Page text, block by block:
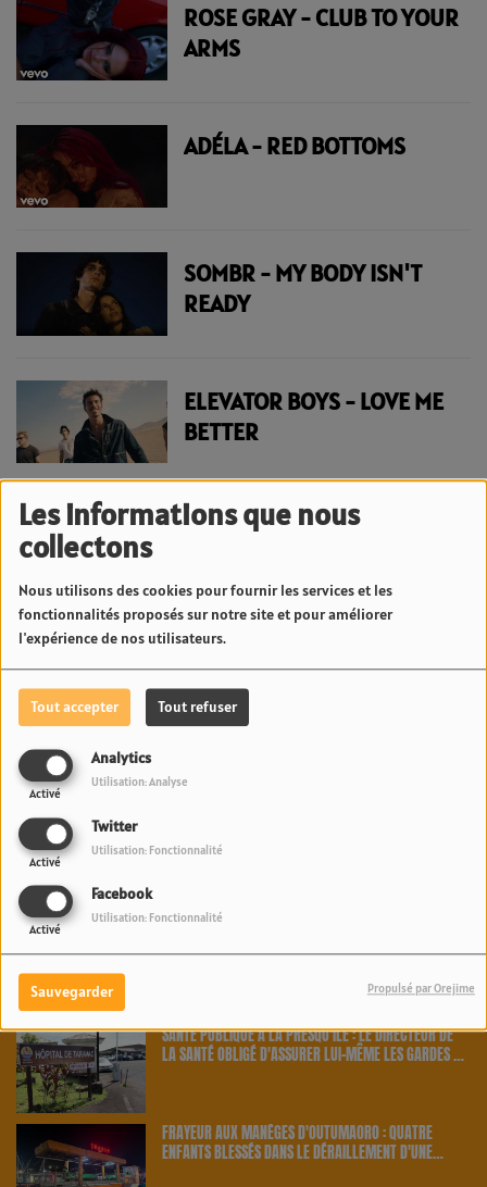
Les informations que nous
collectons
Nous utilisons des cookies pour fournir les services et les
fonctionnalités proposés sur notre site et pour améliorer
l'expérience de nos utilisateurs.
Tout accepter Tout refuser
Analytics
Activé
Utilisation: Analyse
Twitter
Activé
Utilisation: Fonctionnalité
Facebook
Activé
Utilisation: Fonctionnalité
Sauvegarder Propulsé par Orejime
ROSE GRAY - CLUB TO YOUR
ARMS
ADÉLA - RED BOTTOMS
SOMBR - MY BODY ISN'T
READY
ELEVATOR BOYS - LOVE ME
BETTER
1 2 3 4
News Fenua
RETENUS PAR LE PAYS | 23.6 RADIO
SANTÉ PUBLIQUE : LA DIRECTION DE LA SANTÉ TRAQUE
LES CAS CONTACTS APRÈS UNE NOUVELLE INFECTION |
VACANCES EN POLYNÉSIE | 23.6 RADIO
SANTÉ PUBLIQUE À LA PRESQU'ÎLE : LE DIRECTEUR DE
LA SANTÉ OBLIGÉ D'ASSURER LUI-MÊME LES GARDES À
FRAYEUR AUX MANÈGES D'OUTUMAORO : QUATRE
ENFANTS BLESSÉS DANS LE DÉRAILLEMENT D'UNE